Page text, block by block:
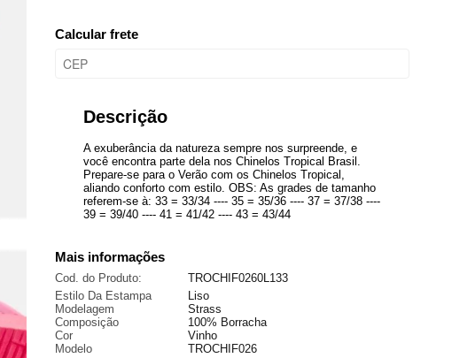
Calcular frete
Descrição
A exuberância da natureza sempre nos surpreende, e
você encontra parte dela nos Chinelos Tropical Brasil.
Prepare-se para o Verão com os Chinelos Tropical,
aliando conforto com estilo. OBS: As grades de tamanho
referem-se à: 33 = 33/34 ---- 35 = 35/36 ---- 37 = 37/38 ----
39 = 39/40 ---- 41 = 41/42 ---- 43 = 43/44
Mais informações
Cod. do Produto:
TROCHIF0260L133
Estilo Da Estampa
Liso
Modelagem
Strass
Composição
100% Borracha
Cor
Vinho
Modelo
TROCHIF026